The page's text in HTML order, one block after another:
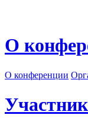
О
О конференции